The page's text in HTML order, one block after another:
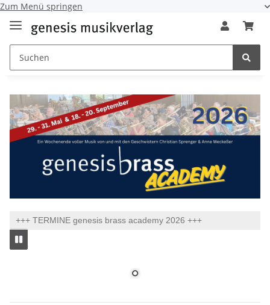
Zum Menü springen
+++ TERMINE genesis brass academy 2026 +++